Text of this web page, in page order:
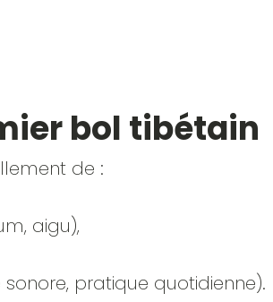
bol tibétain
de :
aigu),
pratique quotidienne).